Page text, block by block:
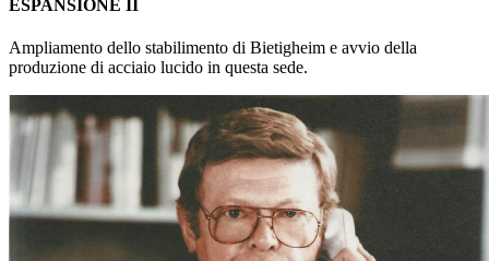
ESPANSIONE II
Ampliamento dello stabilimento di Bietigheim e avvio della
produzione di acciaio lucido in questa sede.